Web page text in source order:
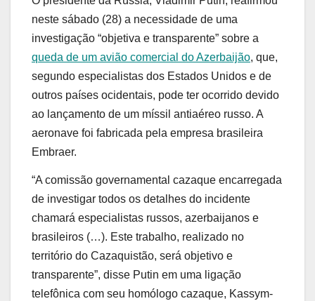
neste sábado (28) a necessidade de uma
investigação “objetiva e transparente” sobre a
queda de um avião comercial do Azerbaijão, que,
segundo especialistas dos Estados Unidos e de
outros países ocidentais, pode ter ocorrido devido
ao lançamento de um míssil antiaéreo russo. A
aeronave foi fabricada pela empresa brasileira
Embraer.
“A comissão governamental cazaque encarregada
de investigar todos os detalhes do incidente
chamará especialistas russos, azerbaijanos e
brasileiros (…). Este trabalho, realizado no
território do Cazaquistão, será objetivo e
transparente”, disse Putin em uma ligação
telefônica com seu homólogo cazaque, Kassym-